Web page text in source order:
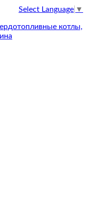
Select Language ▼